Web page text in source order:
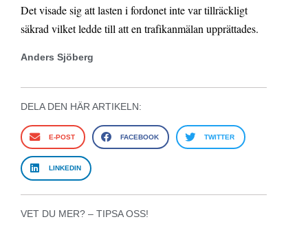
Det visade sig att lasten i fordonet inte var tillräckligt
säkrad vilket ledde till att en trafikanmälan upprättades.
Anders Sjöberg
DELA DEN HÄR ARTIKELN:
E-POST FACEBOOK TWITTER
LINKEDIN
VET DU MER? – TIPSA OSS!